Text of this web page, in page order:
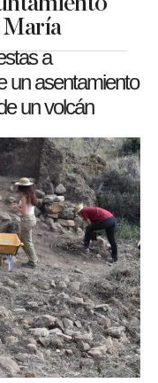
María
a
un asentamiento
un volcán